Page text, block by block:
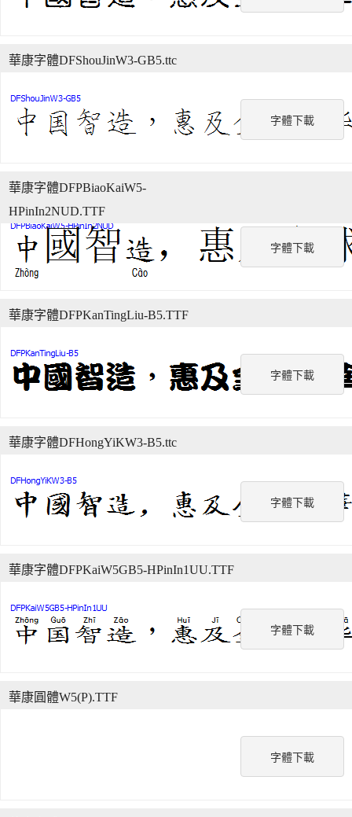
字體下載
華康字體DFShouJinW3-GB5.ttc
字體下載
華康字體DFPBiaoKaiW5-
HPinIn2NUD.TTF
字體下載
華康字體DFPKanTingLiu-B5.TTF
字體下載
華康字體DFHongYiKW3-B5.ttc
字體下載
華康字體DFPKaiW5GB5-HPinIn1UU.TTF
字體下載
華康圓體W5(P).TTF